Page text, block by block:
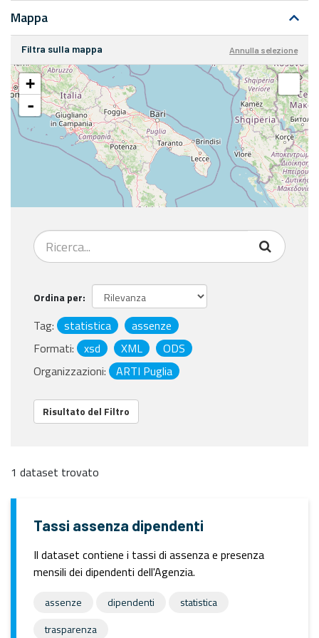
Mappa
Filtra sulla mappa Annulla selezione
+
-
Ordina per
Tag: statistica
assenze
Formati:
xsd XML
ODS
Organizzazioni:
ARTI Puglia
Risultato del Filtro
1 dataset trovato
Tassi assenza dipendenti
Il dataset contiene i tassi di assenza e presenza
mensili dei dipendenti dell'Agenzia.
assenze dipendenti
statistica
trasparenza